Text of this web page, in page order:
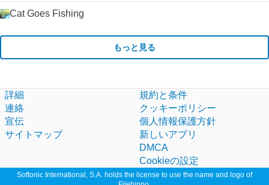
Cat Goes Fishing
もっと見る
詳細
連絡
宣伝
サイトマップ
規約と条件
クッキーポリシー
個人情報保護方針
新しいアプリ
DMCA
Cookieの設定
Softonic International, S.A. holds the license to use the name and logo of